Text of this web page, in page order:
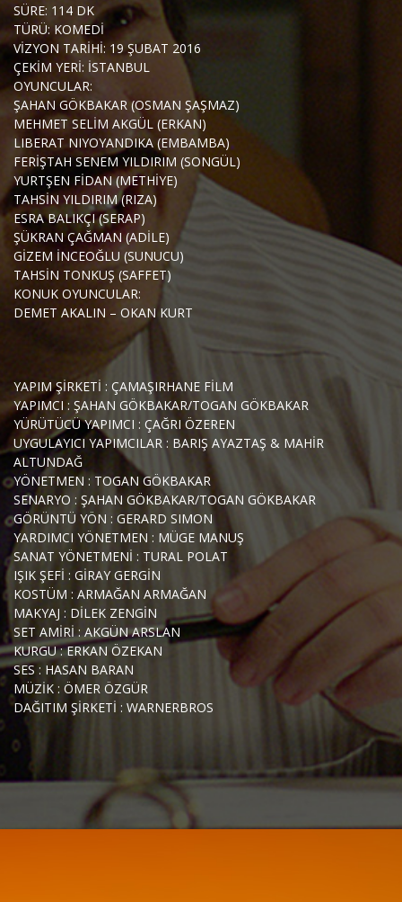
SÜRE: 114 DK
TÜRÜ: KOMEDİ
VİZYON TARİHİ: 19 ŞUBAT 2016
ÇEKİM YERİ: İSTANBUL
OYUNCULAR:
ŞAHAN GÖKBAKAR (OSMAN ŞAŞMAZ)
MEHMET SELİM AKGÜL (ERKAN)
LIBERAT NIYOYANDIKA (EMBAMBA)
FERİŞTAH SENEM YILDIRIM (SONGÜL)
YURTŞEN FİDAN (METHİYE)
TAHSİN YILDIRIM (RIZA)
ESRA BALIKÇI (SERAP)
ŞÜKRAN ÇAĞMAN (ADİLE)
GİZEM İNCEOĞLU (SUNUCU)
TAHSİN TONKUŞ (SAFFET)
KONUK OYUNCULAR:
DEMET AKALIN – OKAN KURT
YAPIM ŞİRKETİ : ÇAMAŞIRHANE FİLM
YAPIMCI : ŞAHAN GÖKBAKAR/TOGAN GÖKBAKAR
YÜRÜTÜCÜ YAPIMCI : ÇAĞRI ÖZEREN
UYGULAYICI YAPIMCILAR : BARIŞ AYAZTAŞ & MAHİR
ALTUNDAĞ
YÖNETMEN : TOGAN GÖKBAKAR
SENARYO : ŞAHAN GÖKBAKAR/TOGAN GÖKBAKAR
GÖRÜNTÜ YÖN : GERARD SIMON
YARDIMCI YÖNETMEN : MÜGE MANUŞ
SANAT YÖNETMENİ : TURAL POLAT
IŞIK ŞEFİ : GİRAY GERGİN
KOSTÜM : ARMAĞAN ARMAĞAN
MAKYAJ : DİLEK ZENGİN
SET AMİRİ : AKGÜN ARSLAN
KURGU : ERKAN ÖZEKAN
SES : HASAN BARAN
MÜZİK : ÖMER ÖZGÜR
DAĞITIM ŞİRKETİ : WARNERBROS